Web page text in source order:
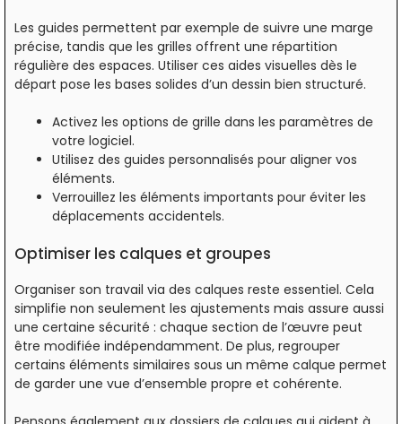
Les guides permettent par exemple de suivre une marge
précise, tandis que les grilles offrent une répartition
régulière des espaces. Utiliser ces aides visuelles dès le
départ pose les bases solides d’un dessin bien structuré.
Activez les options de grille dans les paramètres de
votre logiciel.
Utilisez des guides personnalisés pour aligner vos
éléments.
Verrouillez les éléments importants pour éviter les
déplacements accidentels.
Optimiser les calques et groupes
Organiser son travail via des calques reste essentiel. Cela
simplifie non seulement les ajustements mais assure aussi
une certaine sécurité : chaque section de l’œuvre peut
être modifiée indépendamment. De plus, regrouper
certains éléments similaires sous un même calque permet
de garder une vue d’ensemble propre et cohérente.